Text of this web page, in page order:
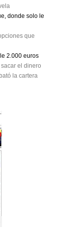
donde solo le
que
2.000 euros
el dinero
la cartera